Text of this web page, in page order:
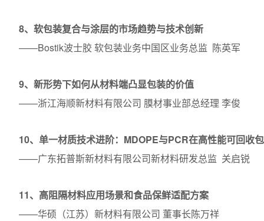
8、软包装复合与涂层的市场趋势与技术创新
——Bostik波士胶 软包装业务中国区业务总监 陈英军
9、新形势下如何从材料端凸显包装的价值
——浙江海顺新材料有限公司 膜材事业部总经理 李俊
10、单一材质技术进阶：MDOPE与PCR在高性能可回收
——广东拓普斯新材料有限公司新材料研发总监 关启锐
11、高阻隔材料应用场景和食品保鲜适配方案
——华硕（江苏）新材料有限公司 董事长陈万祥